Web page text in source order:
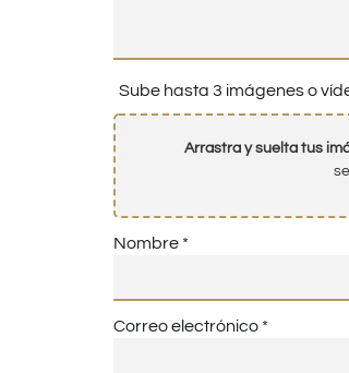
Sube hasta 3 imágenes o
Arrastra y suelta tus
Nombre *
Correo electrónico *